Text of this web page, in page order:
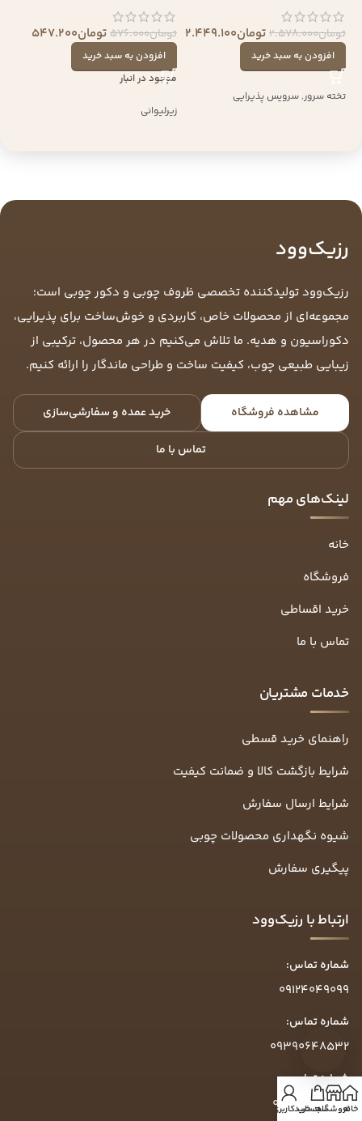
تومان2.578.000تومان2.449.100
افزودن به سبد خرید
تخته سرور,سرویس پذیرایی
تومان576.000تومان547.200
افزودن به سبد خرید
موجود در انبار
زیرلیوانی
رزیک‌وود
رزیک‌وود تولیدکننده تخصصی ظروف چوبی و دکور چوبی است؛
مجموعه‌ای از محصولات خاص، کاربردی و خوش‌ساخت برای پذیرایی،
دکوراسیون و هدیه. ما تلاش می‌کنیم در هر محصول، ترکیبی از
زیبایی طبیعی چوب، کیفیت ساخت و طراحی ماندگار را ارائه کنیم.
مشاهده فروشگاه خرید عمده و سفارشی‌سازی
تماس با ما
لینک‌های مهم
خانه
فروشگاه
خرید اقساطی
تماس با ما
خدمات مشتریان
راهنمای خرید قسطی
شرایط بازگشت کالا و ضمانت کیفیت
شرایط ارسال سفارش
شیوه نگهداری محصولات چوبی
پیگیری سفارش
ارتباط با رزیک‌وود
شماره تماس:
09124049099
شماره تماس:
09390648532
شماره تماس:
09304049099خانهفروشگاهسبد خرید
حساب کاربری من